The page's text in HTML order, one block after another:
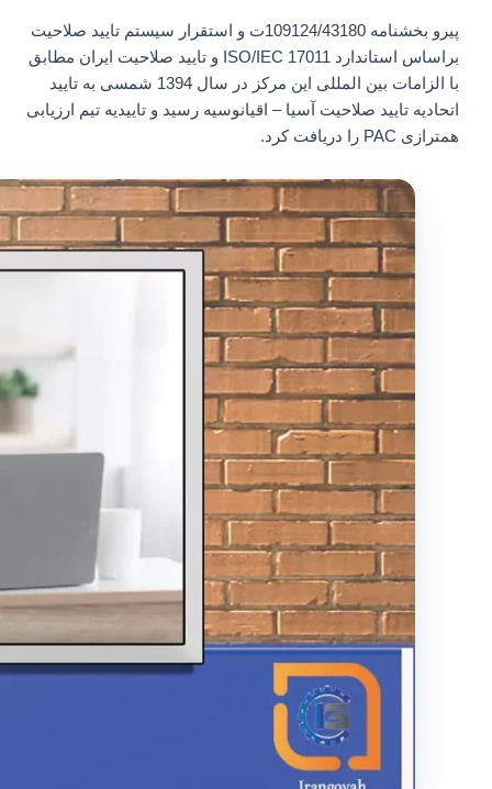
پیرو بخشنامه 109124/43180ت و استقرار سیستم تایید صلاحیت
براساس استاندارد ISO/IEC 17011 و تایید صلاحیت ایران مطابق
با الزامات بین المللی این مرکز در سال 1394 شمسی به تایید
اتحادیه تایید صلاحیت آسیا – اقیانوسیه رسید و تاییدیه تیم ارزیابی
همترازی PAC را دریافت کرد.